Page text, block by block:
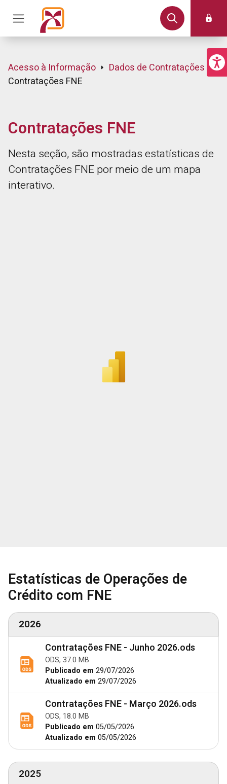
Acesso à Informação
Dados de Contratações
Contratações FNE
Contratações FNE
Nesta seção, são mostradas estatísticas de
Contratações FNE por meio de um mapa
interativo.
Estatísticas de Operações de
Crédito com FNE
2026
Contratações FNE - Junho 2026.ods
ODS, 37.0 MB
Publicado em 29/07/2026
Atualizado em 29/07/2026
Contratações FNE - Março 2026.ods
ODS, 18.0 MB
Publicado em 05/05/2026
Atualizado em 05/05/2026
2025